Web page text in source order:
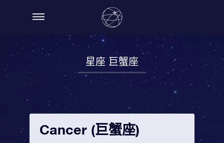
星座 巨蟹座
Cancer (巨蟹座)